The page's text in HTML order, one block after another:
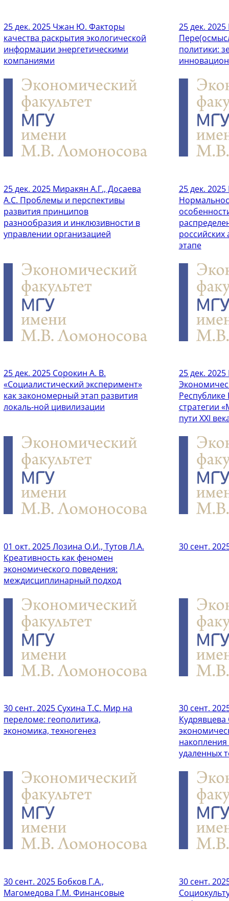
25 дек. 2025 Чжан Ю. Факторы
качества раскрытия экологической
информации энергетическими
компаниями
25 дек. 2025
политики:
25 дек. 2025 Миракян А.Г., Досаева
А.С. Проблемы и перспективы
развития принципов
разнообразия и инклюзивности в
управлении организацией
25 дек. 2025
этапе
25 дек. 2025 Сорокин А. В.
«Социалистический эксперимент»
как закономерный этап развития
локаль-ной цивилизации
25 дек. 2025
Республике
стратегии
пути XXI
01 окт. 2025Лозина О.И., Тутов Л.А.
Креативность как феномен
экономического поведения:
междисциплинарный подход
30 сент.
30 сент. 2025 Сухина Т.С. Мир на
переломе: геополитика,
экономика, техногенез
30 сент.
накопления
удаленных
30 сент. 2025 Бобков Г.А.,
Магомедова Г.М. Финансовые
30 сент.